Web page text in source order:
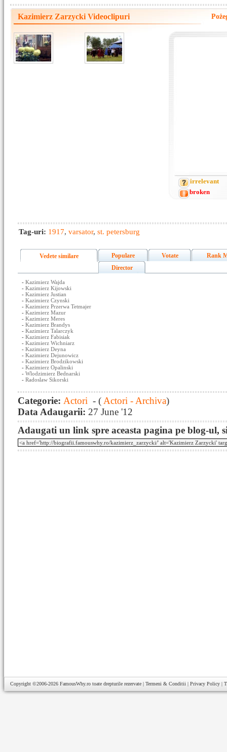
Kazimierz Zarzycki Videoclipuri
irrelevant
broken
Tag-uri: 1917, varsator, st. petersburg
Vedete similare Populare Votate
Rank
Director
- Kazimierz Wajda
- Kazimierz Kijowski
- Kazimierz Justian
- Kazimierz Czynski
- Kazimierz Przerwa Tetmajer
- Kazimierz Mazur
- Kazimierz Meres
- Kazimierz Brandys
- Kazimierz Talarczyk
- Kazimierz Fabisiak
- Kazimierz Wichniarz
- Kazimierz Deyna
- Kazimierz Dejunowicz
- Kazimierz Brodzikowski
- Kazimierz Opalinski
- Wlodzimierz Bednarski
- Radoslaw Sikorski
Categorie: Actori - ( Actori - Archiva)
Data Adaugarii: 27 June '12
Adaugati un link spre aceasta pagina pe blog-ul,
Copyright ©2006-2026 FamousWhy.ro toate drepturile rezervate | Termeni & Conditii | Privacy Policy |